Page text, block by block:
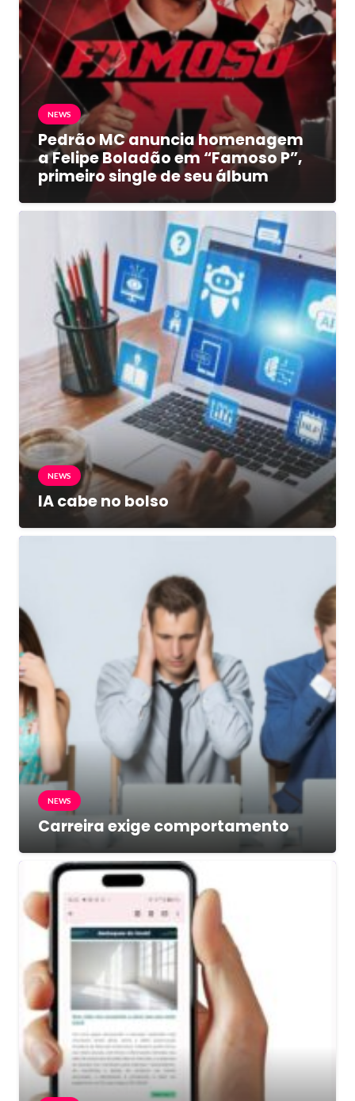
NEWS
Pedrão MC anuncia homenagem
a Felipe Boladão em “Famoso P”,
primeiro single de seu álbum
NEWS
IA cabe no bolso
NEWS
Carreira exige comportamento